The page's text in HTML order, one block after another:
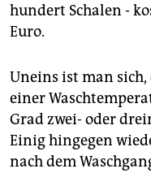
hundert Schalen -
Euro.
Uneins ist man sich,
einer
Grad zwei- oder
Einig hingegen
nach dem